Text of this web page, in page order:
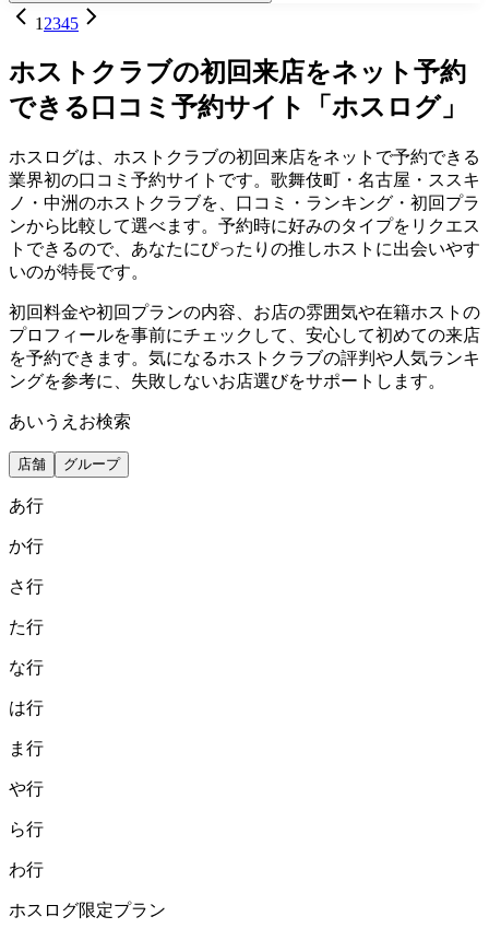
1 2345
ホストクラブの初回来店をネット予約
できる口コミ予約サイト「ホスログ」
ホスログは、ホストクラブの初回来店をネットで予約できる
業界初の口コミ予約サイトです。歌舞伎町・名古屋・ススキ
ノ・中洲のホストクラブを、口コミ・ランキング・初回プラ
ンから比較して選べます。予約時に好みのタイプをリクエス
トできるので、あなたにぴったりの推しホストに出会いやす
いのが特長です。
初回料金や初回プランの内容、お店の雰囲気や在籍ホストの
プロフィールを事前にチェックして、安心して初めての来店
を予約できます。気になるホストクラブの評判や人気ランキ
ングを参考に、失敗しないお店選びをサポートします。
あいうえお検索
店舗 グループ
あ行
か行
さ行
た行
な行
は行
ま 行
や行
ら行
わ行
ホスログ限定プラン